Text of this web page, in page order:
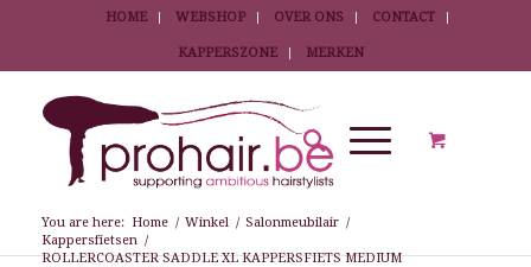
HOME WEBSHOP OVER ONS CONTACT
KAPPERSZONE MERKEN
You are here: Home / Winkel / Salonmeubilair /
Kappersfietsen /
ROLLERCOASTER SADDLE XL KAPPERSFIETS MEDIUM